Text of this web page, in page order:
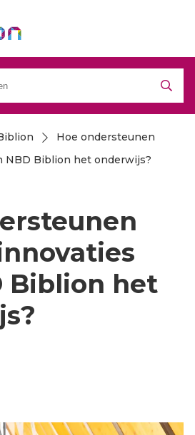
Hoe ondersteunen
NBD Biblion het onderwijs?
Biblion het